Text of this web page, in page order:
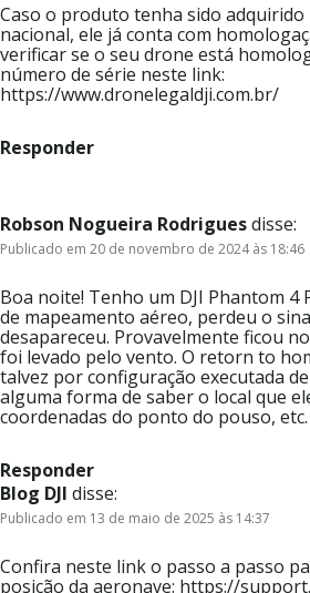
Caso o produto tenha sido
nacional, ele já conta com
verificar se o seu drone está
número de série neste link:
https://www.dronelegaldji.com.br/
Responder
Robson Nogueira Rodriguesdisse:
Publicado em 20 de novembro de 2024 às 18:46
Boa noite! Tenho um DJI Phantom 4
de mapeamento aéreo, perdeu o
desapareceu. Provavelmente ficou
foi levado pelo vento. O retorn to
talvez por configuração executada
alguma forma de saber o local que
coordenadas do ponto do pouso,
Responder
Blog DJI disse:
Publicado em 13 de maio de 2025 às 14:37
Confira neste link o passo a passo
posição da aeronave: https://